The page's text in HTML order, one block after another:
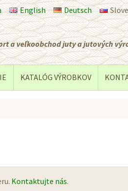
English Deutsch
a veľkoobchod juty a jutových
KATALÓG VÝROBKOV
Kontaktujte nás.